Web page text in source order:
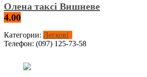
Олена таксі Вишневе
4.00
Категории: Легкові
Телефон: (097) 125-73-58